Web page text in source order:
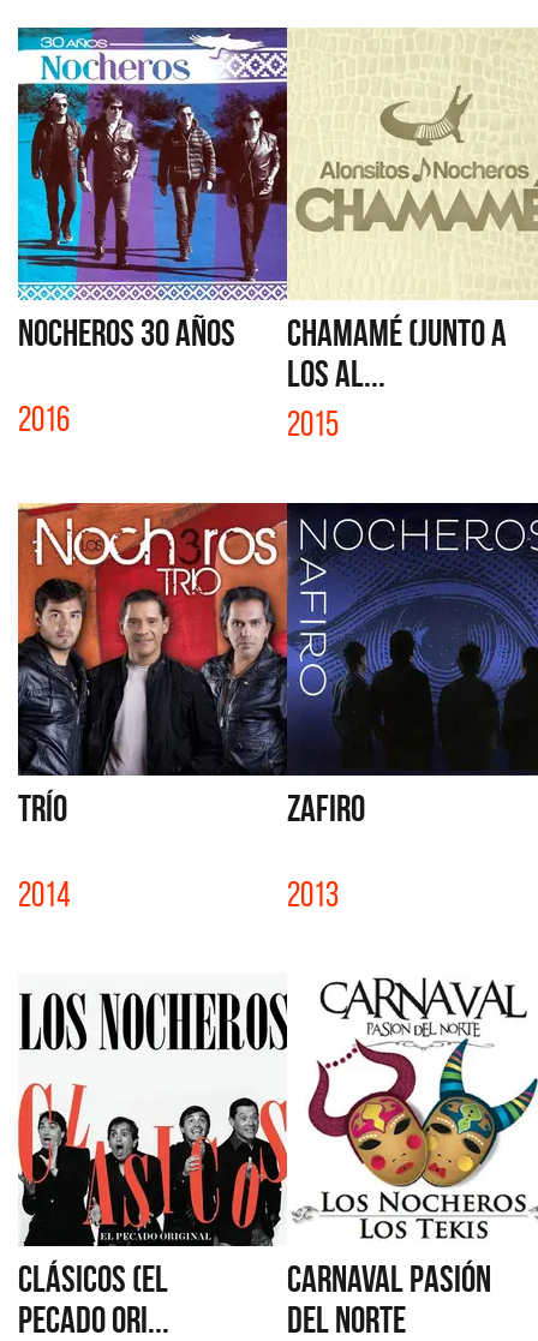
NOCHEROS 30 AÑOS
2016
CHAMAMÉ (JUNTO A
LOS AL...
2015
TRÍO
2014
ZAFIRO
2013
CLÁSICOS (EL
PECADO ORI...
CARNAVAL PASIÓN
DEL NORTE